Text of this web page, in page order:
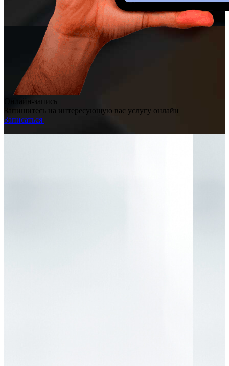
Онлайн-запись
Запишитесь на интересующую вас услугу онлайн
Записаться